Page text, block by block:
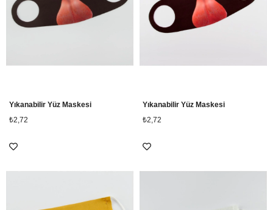
Yıkanabilir Yüz Maskesi
₺2,72
Yıkanabilir Yüz Maskesi
₺2,72